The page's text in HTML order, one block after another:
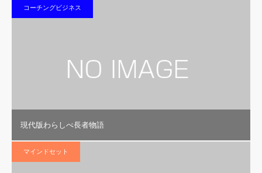
コーチングビジネス
現代版わらしべ長者物語
マインドセット